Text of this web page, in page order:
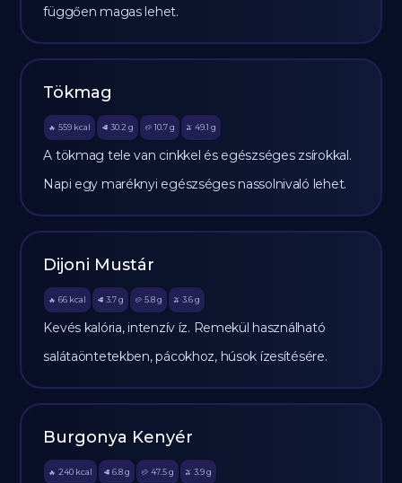
függően magas lehet.
Tökmag
🔥 559 kcal 🥩 30.2 g 🥔 10.7g 🫒 49.1 g
A tökmag tele van cinkkel és egészséges zsírokkal.
Napi egy maréknyi egészséges nassolnivaló lehet.
Dijoni Mustár
🔥 66 kcal 🥩 3.7 g 🥔 5.8g 🫒 3.6 g
Kevés kalória, intenzív íz. Remekül használható
salátaöntetekben, pácokhoz, húsok ízesítésére.
Burgonya Kenyér
🔥 240 kcal 🥩 6.8 g 🥔 47.5g 🫒 3.9 g